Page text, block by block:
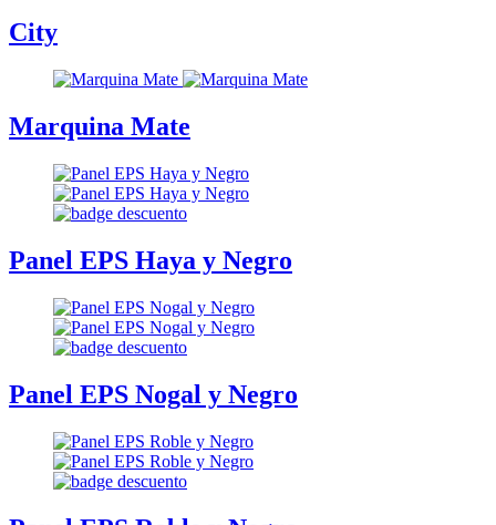
City
Marquina Mate
Panel EPS Haya y Negro
Panel EPS Nogal y Negro